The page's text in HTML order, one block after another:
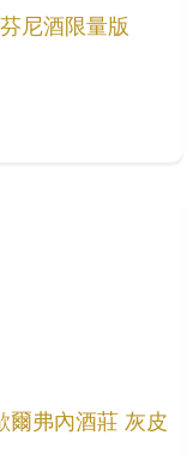
尼酒限量版
爾弗內酒莊 灰皮